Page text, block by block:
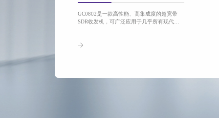
GC0802是一款高性能、高集成度的超宽带
SDR收发机，可广泛应用于几乎所有现代化